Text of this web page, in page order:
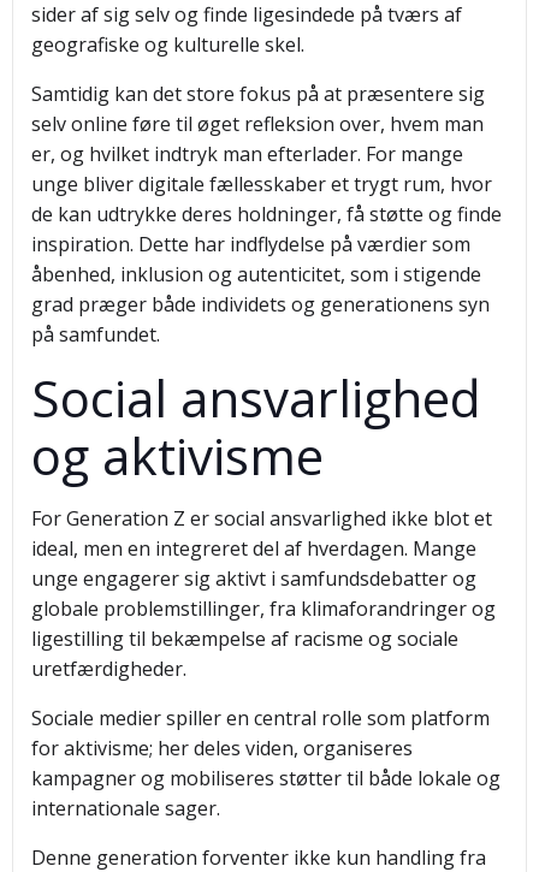
sider af sig selv og finde ligesindede på tværs af
geografiske og kulturelle skel.
Samtidig kan det store fokus på at præsentere sig
selv online føre til øget refleksion over, hvem man
er, og hvilket indtryk man efterlader. For mange
unge bliver digitale fællesskaber et trygt rum, hvor
de kan udtrykke deres holdninger, få støtte og finde
inspiration. Dette har indflydelse på værdier som
åbenhed, inklusion og autenticitet, som i stigende
grad præger både individets og generationens syn
på samfundet.
Social ansvarlighed
og aktivisme
For Generation Z er social ansvarlighed ikke blot et
ideal, men en integreret del af hverdagen. Mange
unge engagerer sig aktivt i samfundsdebatter og
globale problemstillinger, fra klimaforandringer og
ligestilling til bekæmpelse af racisme og sociale
uretfærdigheder.
Sociale medier spiller en central rolle som platform
for aktivisme; her deles viden, organiseres
kampagner og mobiliseres støtter til både lokale og
internationale sager.
Denne generation forventer ikke kun handling fra